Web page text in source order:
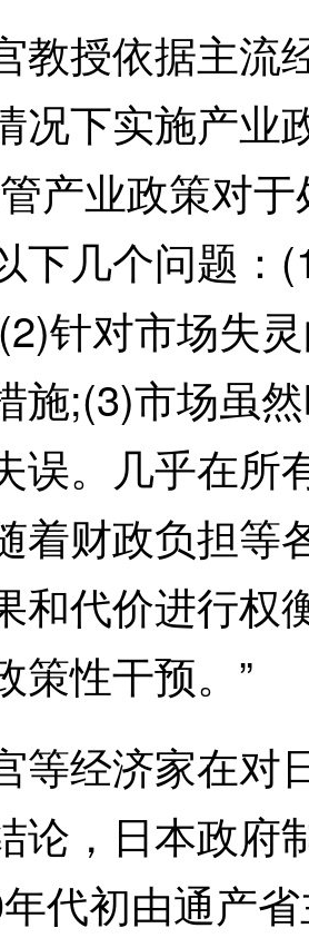
授依据主流
况下实施产业
产业政策对
下几个问题：
针对市场失
施;(3)市场虽
误。几乎在所
着财政负担等
和代价进行权
策性干预。”
经济家在对
论，日本政府
代初由通产